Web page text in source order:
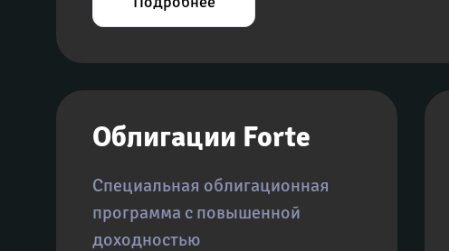
Облигации Forte
Специальная облигационная
программа с повышенной
доходностью